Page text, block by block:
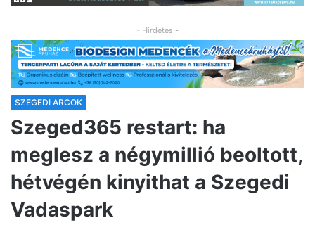
- Hirdetés -
SZEGEDI ARCOK
Szeged365 restart: ha
meglesz a négymillió beoltott,
hétvégén kinyithat a Szegedi
Vadaspark